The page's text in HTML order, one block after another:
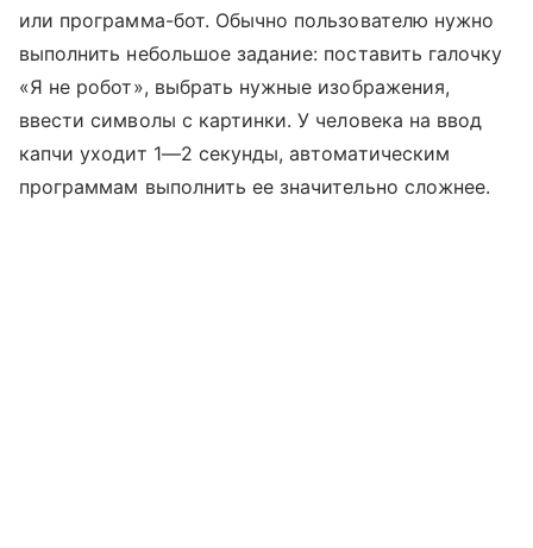
или программа-бот. Обычно пользователю нужно
выполнить небольшое задание: поставить галочку
«Я не робот», выбрать нужные изображения,
ввести символы с картинки. У человека на ввод
капчи уходит 1—2 секунды, автоматическим
программам выполнить ее значительно сложнее.